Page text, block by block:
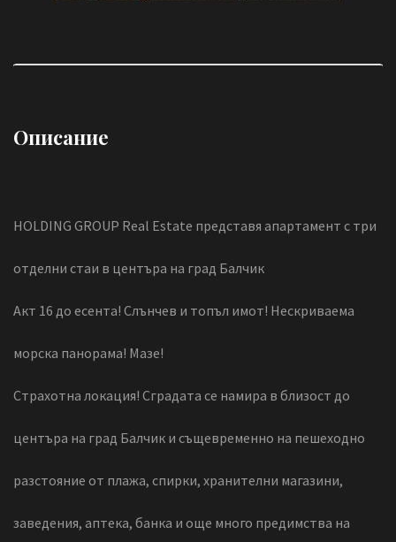
Описание
HOLDING GROUP Real Estate представя апартамент с три
отделни стаи в центъра на град Балчик
Акт 16 до есента! Слънчев и топъл имот! Нескриваема
морска панорама! Мазе!
Страхотна локация! Сградата се намира в близост до
центъра на град Балчик и същевременно на пешеходно
разстояние от плажа, спирки, хранителни магазини,
заведения, аптека, банка и още много предимства на